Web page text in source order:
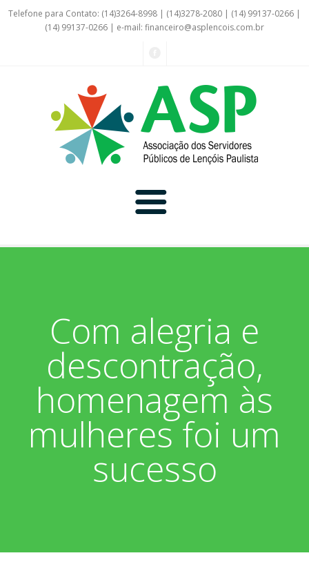
Telefone para Contato: (14)3264-8998 | (14)3278-2080 | (14) 99137-0266 |
(14) 99137-0266 | e-mail: financeiro@asplencois.com.br
Convênio Online
Fotos
Notícias
Vídeos
Associados
Aniversariantes
Boletim Informativo
Extrato do Cartão ASP
Nossos Convênios
Sobre
Diretoria
Nossa História
Com alegria e
descontração,
homenagem às
mulheres foi um
sucesso